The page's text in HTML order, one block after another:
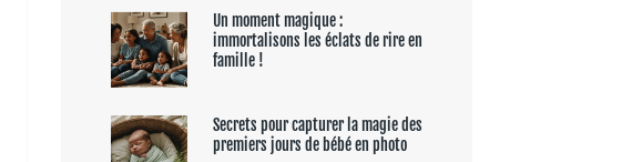
Un moment magique :
immortalisons les éclats de rire en
famille !
Secrets pour capturer la magie des
premiers jours de bébé en photo